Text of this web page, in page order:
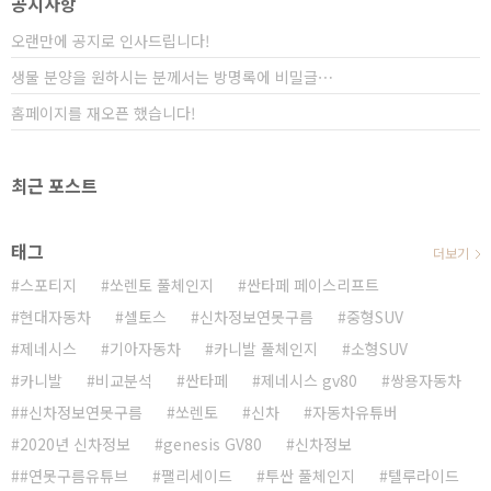
신 차량 같은 모습이지만... 빠르게 조작해야 하는 경우,
사용할때..
오랜만에 공지로 인사드립니다!
생물 분양을 원하시는 분께서는 방명록에 비밀글⋯
홈페이지를 재오픈 했습니다!
최근 포스트
태그
스포티지 쏘렌토 풀체인지
싼타페 페이스리프트
현대자동차
셀토스 신차정보연못구름
중형SUV
제네시스
기아자동차 카니발 풀체인지
소형SUV
카니발
비교분석 싼타페 제네시스 gv80
쌍용자동차
#신차정보연못구름
쏘렌토 신차
자동차유튜버
2020년 신차정보
genesis GV80
신차정보
#연못구름유튜브
팰리세이드 투싼 풀체인지 텔루라이드
더보기